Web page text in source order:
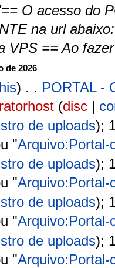
O acesso do
na url
VPS == Ao
de 2026
his) . . PORTAL -
(disc |
de uploads);
"Arquivo:Portal-
de uploads);
"Arquivo:Portal-
de uploads);
"Arquivo:Portal-
de uploads);
"Arquivo:Portal-